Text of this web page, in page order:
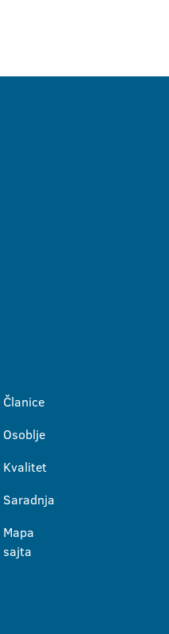
Članice
Osoblje
Kvalitet
Saradnja
Mapa
sajta